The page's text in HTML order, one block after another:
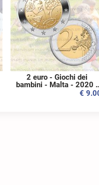
2 euro - Giochi dei
bambini - Malta - 2020 -
€